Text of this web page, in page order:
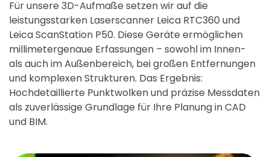
Für unsere 3D-Aufmaße setzen wir auf die
leistungsstarken Laserscanner Leica RTC360 und
Leica ScanStation P50. Diese Geräte ermöglichen
millimetergenaue Erfassungen – sowohl im Innen-
als auch im Außenbereich, bei großen Entfernungen
und komplexen Strukturen. Das Ergebnis:
Hochdetaillierte Punktwolken und präzise Messdaten
als zuverlässige Grundlage für Ihre Planung in CAD
und BIM.